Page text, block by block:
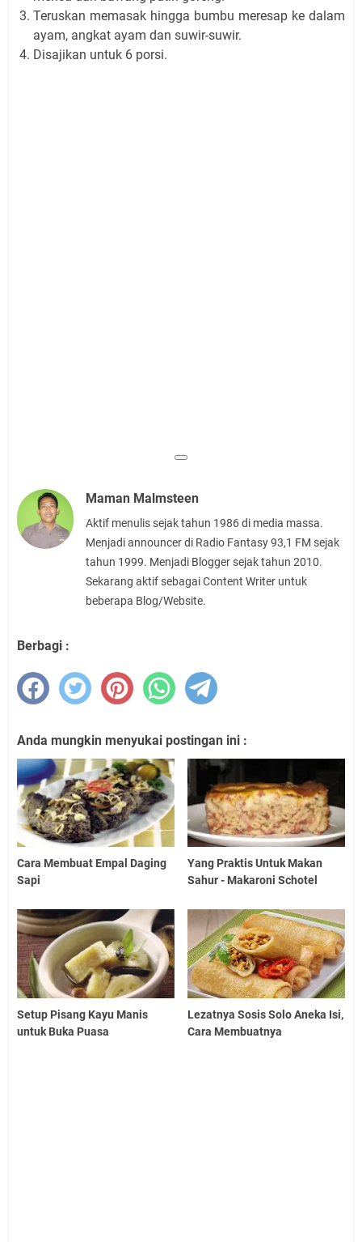
Teruskan memasak hingga bumbu meresap ke dalam
ayam, angkat ayam dan suwir-suwir.
Disajikan untuk 6 porsi.
Maman Malmsteen
Aktif menulis sejak tahun 1986 di media massa.
Menjadi announcer di Radio Fantasy 93,1 FM sejak
tahun 1999. Menjadi Blogger sejak tahun 2010.
Sekarang aktif sebagai Content Writer untuk
beberapa Blog/Website.
Berbagi :
Anda mungkin menyukai postingan ini :
Cara Membuat Empal Daging
Sapi
Yang Praktis Untuk Makan
Sahur - Makaroni Schotel
Setup Pisang Kayu Manis
untuk Buka Puasa
Lezatnya Sosis Solo Aneka Isi,
Cara Membuatnya